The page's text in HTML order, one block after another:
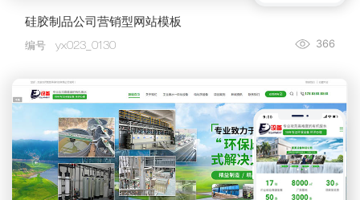
硅胶制品公司营销型网站模板
366
编号 yx023_0130